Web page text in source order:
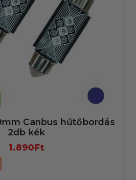
Canbus hűtőbordás
2db kék
1.890Ft